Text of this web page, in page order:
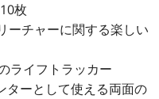
枚
ーチャーに関する楽しい
ライフトラッカー
ターとして使える両面の